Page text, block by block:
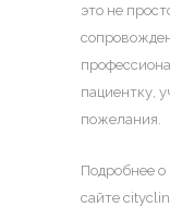
это не
пациентку,
пожелания.
Подробнее о
сайте